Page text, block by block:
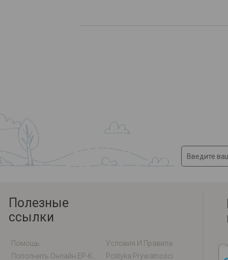
Полезные
ссылки
Помощь
Условия И Правила
Polityka Prywatności